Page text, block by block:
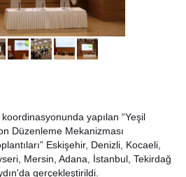
yapılan “Yeşil
Düzenleme Mekanizması
Eskişehir, Denizli, Kocaeli,
Mersin, Adana, İstanbul, Tekirdağ
gerçekleştirildi.